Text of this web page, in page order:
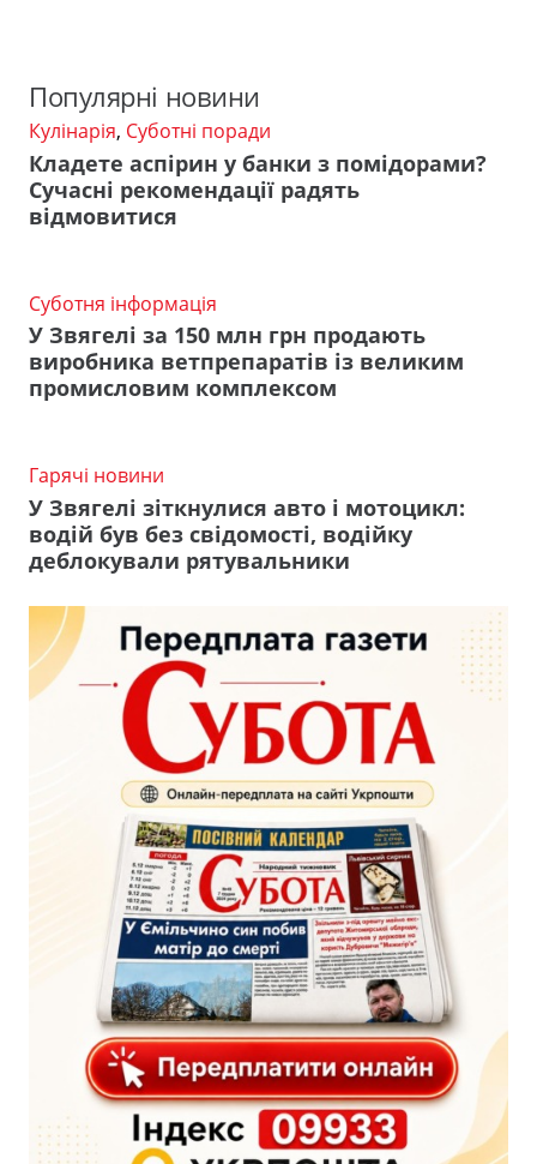
Популярні новини
Кулінарія, Суботні поради
Кладете аспірин у банки з помідорами?
Сучасні рекомендації радять
відмовитися
Суботня інформація
У Звягелі за 150 млн грн продають
виробника ветпрепаратів із великим
промисловим комплексом
Гарячі новини
У Звягелі зіткнулися авто і мотоцикл:
водій був без свідомості, водійку
деблокували рятувальники